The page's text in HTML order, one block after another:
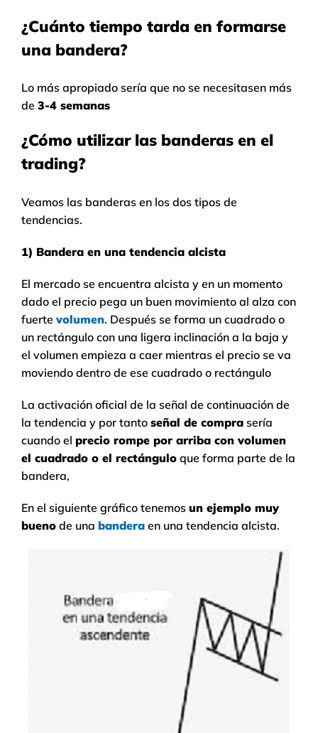
¿Cuánto tiempo tarda en formarse
una bandera?
Lo más apropiado sería que no se necesitasen más
de 3-4 semanas
¿Cómo utilizar las banderas en el
trading?
Veamos las banderas en los dos tipos de
tendencias.
1) Bandera en una tendencia alcista
El mercado se encuentra alcista y en un momento
dado el precio pega un buen movimiento al alza con
fuerte volumen. Después se forma un cuadrado o
un rectángulo con una ligera inclinación a la baja y
el volumen empieza a caer mientras el precio se va
moviendo dentro de ese cuadrado o rectángulo
La activación oficial de la señal de continuación de
la tendencia y por tanto señal de compra sería
cuando el precio rompe por arriba con volumen
el cuadrado o el rectángulo que forma parte de la
bandera,
En el siguiente gráfico tenemos un ejemplo muy
bueno de una bandera en una tendencia alcista.